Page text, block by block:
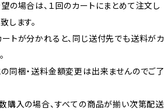
の場合は、１回のカートにまとめて注文し
します。
トが分かれると、同じ送付先でも送料がカ
同梱・送料金額変更は出来ませんのでご了
購入の場合、すべての商品が揃い次第配送